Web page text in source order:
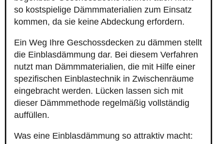
so kostspielige Dämmmaterialien zum Einsatz
kommen, da sie keine Abdeckung erfordern.
Ein Weg Ihre Geschossdecken zu dämmen stellt
die Einblasdämmung dar. Bei diesem Verfahren
nutzt man Dämmmaterialien, die mit Hilfe einer
spezifischen Einblastechnik in Zwischenräume
eingebracht werden. Lücken lassen sich mit
dieser Dämmmethode regelmäßig vollständig
auffüllen.
Was eine Einblasdämmung so attraktiv macht: